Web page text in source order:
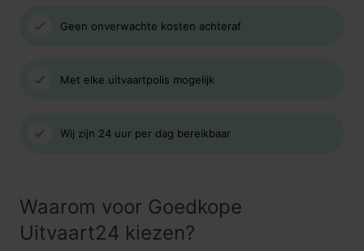
Geen onverwachte kosten achteraf
Met elke uitvaartpolis mogelijk
Wij zijn 24 uur per dag bereikbaar
Waarom voor Goedkope
Uitvaart24 kiezen?